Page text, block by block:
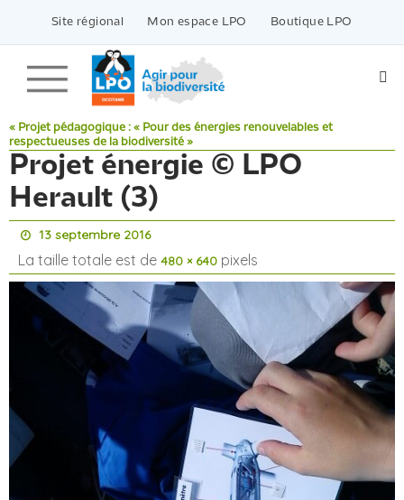
contenu
Site régional Mon espace LPO Boutique LPO
« Projet pédagogique : « Pour des énergies renouvelables et
respectueuses de la biodiversité »
Projet énergie © LPO
Herault (3)
13 septembre 2016
La taille totale est de 480 × 640 pixels